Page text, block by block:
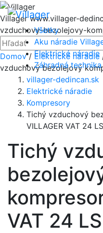
Villagerwww.villager-
vzduchovy-bezolejovy-
Zatvoriť
Hľadať:
Všetky
Aku náradie
Elektrické náradie
Záhradná technika
Domov/ Elektrické náradie
vzduchový bezolejový
villager-dedincan.sk
Elektrické náradie
Kompresory
Tichý vzduchový
VILLAGER VAT 24 LS
Tichý
VAT 24 LS